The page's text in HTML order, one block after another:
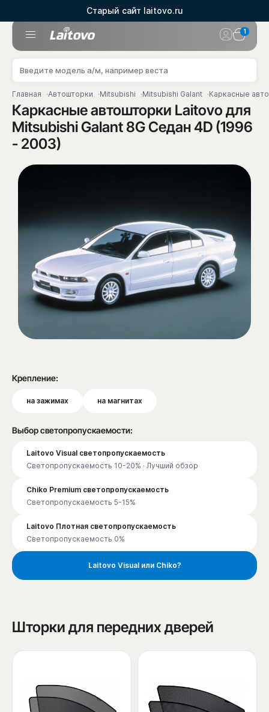
Старый сайт laitovo.ru
1
Главная Автошторки Mitsubishi Mitsubishi Galant Каркасные
Каркасные автошторки Laitovo для
Mitsubishi Galant 8G Седан 4D (1996
- 2003)
Крепление:
на зажимах на магнитах
Выбор светопропускаемости:
Laitovo Visual светопропускаемость
Светопропускаемость 10-20% · Лучший обзор
Chiko Premium светопропускаемость
Светопропускаемость 5-15%
Laitovo Плотная светопропускаемость
Светопропускаемость 0%
Laitovo Visual или Chiko?
Шторки для передних дверей